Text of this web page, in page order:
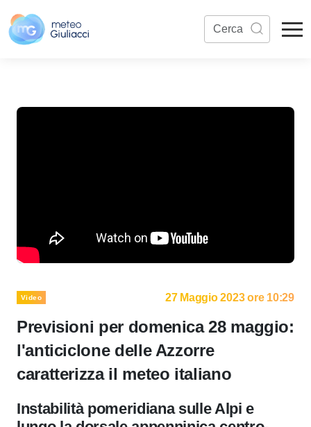
Video 27 Maggio 2023 ore 10:29
Previsioni per domenica 28 maggio:
l'anticiclone delle Azzorre
caratterizza il meteo italiano
Instabilità pomeridiana sulle Alpi e